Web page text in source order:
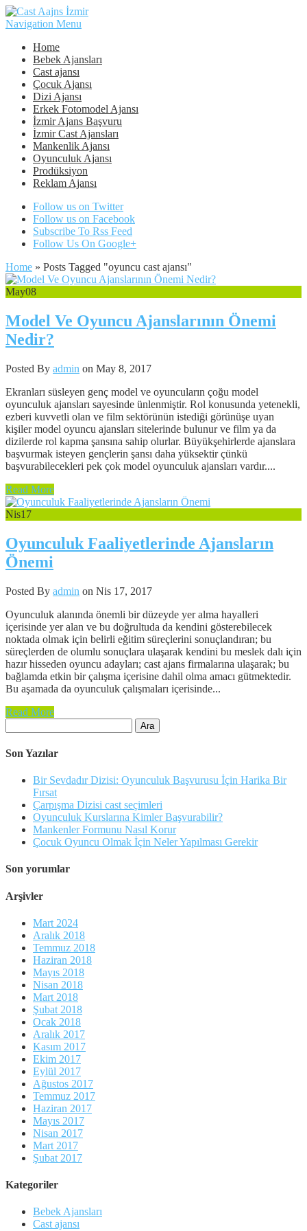
Navigation Menu
Home
Bebek Ajansları
Cast ajansı
Çocuk Ajansı
Dizi Ajansı
Erkek Fotomodel Ajansı
İzmir Ajans Başvuru
İzmir Cast Ajansları
Mankenlik Ajansı
Oyunculuk Ajansı
Prodüksiyon
Reklam Ajansı
Follow us on Twitter
Follow us on Facebook
Subscribe To Rss Feed
Follow Us On Google+
Home » Posts Tagged "oyuncu cast ajansı"
May08
Model Ve Oyuncu Ajanslarının Önemi
Nedir?
Posted By admin on May 8, 2017
Ekranları süsleyen genç model ve oyuncuların çoğu model
oyunculuk ajansları sayesinde ünlenmiştir. Rol konusunda yetenekli,
ezberi kuvvetli olan ve film sektörünün istediği görünüşe uyan
kişiler model oyuncu ajansları sitelerinde bulunur ve film ya da
dizilerde rol kapma şansına sahip olurlar. Büyükşehirlerde ajanslara
başvurmak isteyen gençlerin şansı daha yüksektir çünkü
başvurabilecekleri pek çok model oyunculuk ajansları vardır....
Read More
Nis17
Oyunculuk Faaliyetlerinde Ajansların
Önemi
Posted By admin on Nis 17, 2017
Oyunculuk alanında önemli bir düzeyde yer alma hayalleri
içerisinde yer alan ve bu doğrultuda da kendini gösterebilecek
noktada olmak için belirli eğitim süreçlerini sonuçlandıran; bu
süreçlerden de olumlu sonuçlara ulaşarak kendini bu meslek dalı için
hazır hisseden oyuncu adayları; cast ajans firmalarına ulaşarak; bu
bağlamda etkin bir çalışma içerisine dahil olma amacı gütmektedir.
Bu aşamada da oyunculuk çalışmaları içerisinde...
Read More
Son Yazılar
Bir Sevdadır Dizisi: Oyunculuk Başvurusu İçin Harika Bir
Fırsat
Çarpışma Dizisi cast seçimleri
Oyunculuk Kurslarına Kimler Başvurabilir?
Mankenler Formunu Nasıl Korur
Çocuk Oyuncu Olmak İçin Neler Yapılması Gerekir
Son yorumlar
Arşivler
Mart 2024
Aralık 2018
Temmuz 2018
Haziran 2018
Mayıs 2018
Nisan 2018
Mart 2018
Şubat 2018
Ocak 2018
Aralık 2017
Kasım 2017
Ekim 2017
Eylül 2017
Ağustos 2017
Temmuz 2017
Haziran 2017
Mayıs 2017
Nisan 2017
Mart 2017
Şubat 2017
Kategoriler
Bebek Ajansları
Cast ajansı